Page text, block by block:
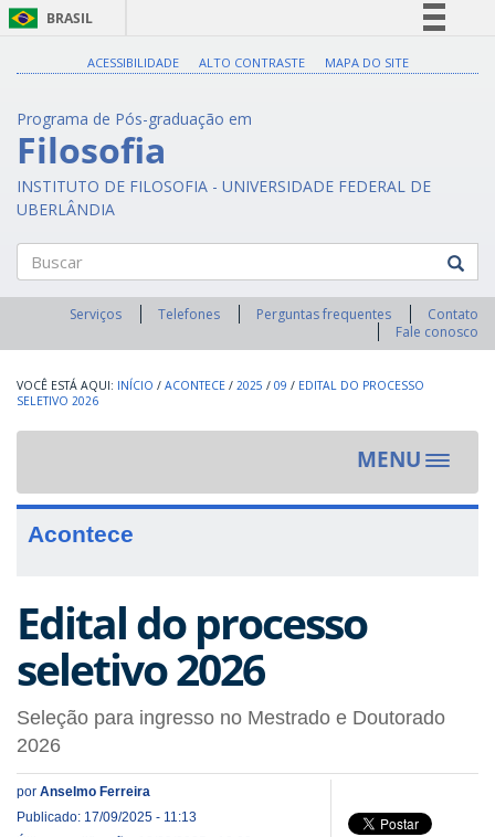
BRASIL
Legislação
ACESSIBILIDADE ALTO CONTRASTE MAPA DO SITE
Programa de Pós-graduação em
Filosofia
INSTITUTO DE FILOSOFIA - UNIVERSIDADE FEDERAL DE
UBERLÂNDIA
Buscar
Serviços Telefones Perguntas frequentes
Contato
Fale conosco
INÍCIO / ACONTECE / 2025 / 09 / EDITAL DO PROCESSO
SELETIVO 2026
MENU
Toggle
Acontece
Edital do processo
seletivo 2026
Seleção para ingresso no Mestrado e Doutorado
2026
por Anselmo Ferreira
Publicado: 17/09/2025 - 11:13